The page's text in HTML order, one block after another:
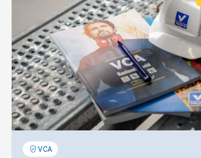
VCA